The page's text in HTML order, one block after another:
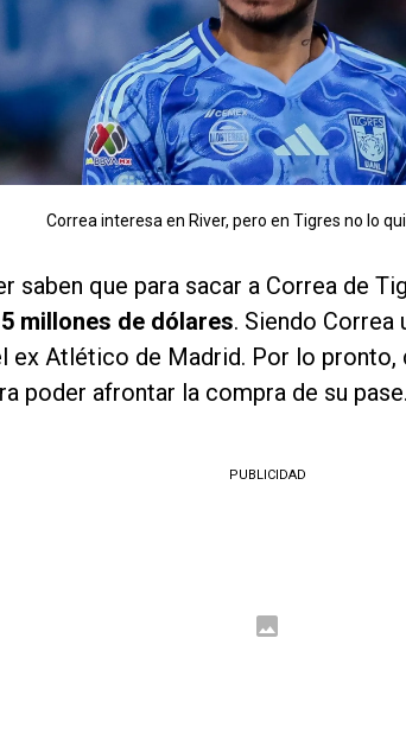
Correa interesa en River, pero en Tigres no lo
saben que para sacar a Correa de
millones de dólares. Siendo Correa
ex Atlético de Madrid. Por lo pronto,
poder afrontar la compra de su pase.
PUBLICIDAD